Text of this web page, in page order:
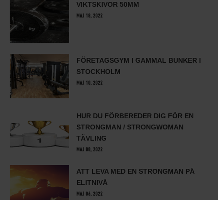
VIKTSKIVOR 50MM
MAJ 18, 2022
FÖRETAGSGYM I GAMMAL BUNKER I
STOCKHOLM
MAJ 10, 2022
HUR DU FÖRBEREDER DIG FÖR EN
STRONGMAN / STRONGWOMAN
TÄVLING
MAJ 08, 2022
ATT LEVA MED EN STRONGMAN PÅ
ELITNIVÅ
MAJ 06, 2022